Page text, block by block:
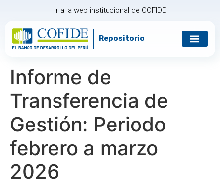
Ir a la web institucional de COFIDE
Repositorio
Informe de
Transferencia de
Gestión: Periodo
febrero a marzo
2026